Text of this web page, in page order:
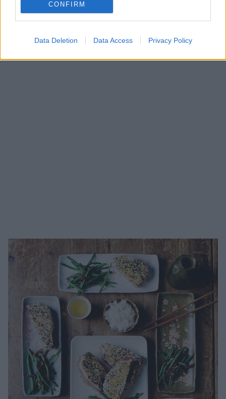
CONFIRM
Data Deletion Data Access Privacy Policy